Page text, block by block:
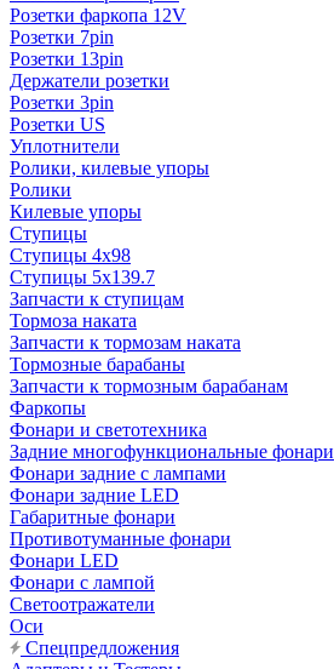
Розетки фаркопа 12V
Розетки 7pin
Розетки 13pin
Держатели розетки
Розетки 3pin
Розетки US
Уплотнители
Ролики, килевые упоры
Ролики
Килевые упоры
Ступицы
Ступицы 4x98
Ступицы 5x139.7
Запчасти к ступицам
Тормоза наката
Запчасти к тормозам наката
Тормозные барабаны
Запчасти к тормозным барабанам
Фаркопы
Фонари и светотехника
Задние многофункциональные фонари
Фонари задние с лампами
Фонари задние LED
Габаритные фонари
Противотуманные фонари
Фонари LED
Фонари с лампой
Светоотражатели
Оси
Спецпредложения